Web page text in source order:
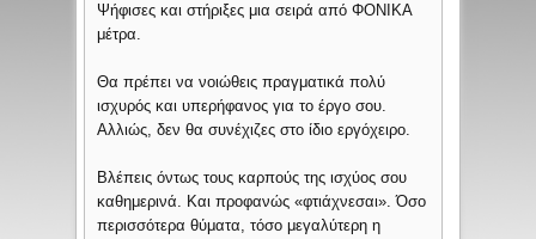
Ψήφισες και στήριξες μια σειρά από ΦΟΝΙΚΑ
μέτρα.
Θα πρέπει να νοιώθεις πραγματικά πολύ
ισχυρός και υπερήφανος για το έργο σου.
Αλλιώς, δεν θα συνέχιζες στο ίδιο εργόχειρο.
Βλέπεις όντως τους καρπούς της ισχύος σου
καθημερινά. Και προφανώς «φτιάχνεσαι». Όσο
περισσότερα θύματα, τόσο μεγαλύτερη η